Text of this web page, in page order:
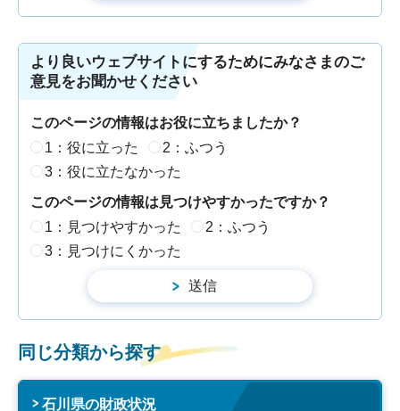
より良いウェブサイトにするためにみなさまのご
意見をお聞かせください
このページの情報はお役に立ちましたか？
1：役に立った
2：ふつう
3：役に立たなかった
このページの情報は見つけやすかったですか？
1：見つけやすかった
2：ふつう
3：見つけにくかった
同じ分類から探す
石川県の財政状況